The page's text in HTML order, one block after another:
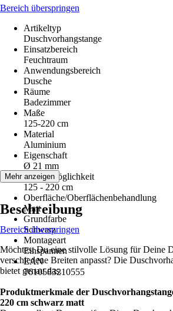
Bereich überspringen
Artikeltyp
Duschvorhangstange
Einsatzbereich
Feuchtraum
Anwendungsbereich
Dusche
Räume
Badezimmer
Maße
125-220 cm
Material
Aluminium
Eigenschaft
Ø 21 mm
Einsatzmöglichkeit
125 - 220 cm
Oberfläche/Oberflächenbehandlung
Matt
Grundfarbe
Schwarz
Montageart
Einspannen
EAN
7610583210555
Mehr anzeigen
Beschreibung
Bereich überspringen
Möchtest Du eine stilvolle Lösung für Deine
verschiedene Breiten anpasst? Die
bietet genau das.
Produktmerkmale der
220 cm schwarz matt